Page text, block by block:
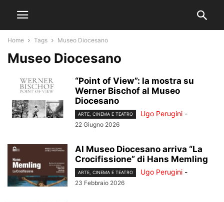
Home Tags Museo Diocesano
Museo Diocesano
“Point of View”: la mostra su
Werner Bischof al Museo
Diocesano
ARTE, CINEMA E TEATRO Ugo Perugini -
22 Giugno 2026
Al Museo Diocesano arriva “La
Crocifissione” di Hans Memling
ARTE, CINEMA E TEATRO Ugo Perugini -
23 Febbraio 2026